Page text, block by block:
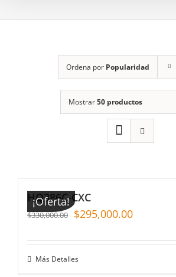
Ordena por Popularidad
Mostrar50 productos
¡Oferta!
HQ386C-CXC
$330,000.00 $295,000.00
Más Detalles